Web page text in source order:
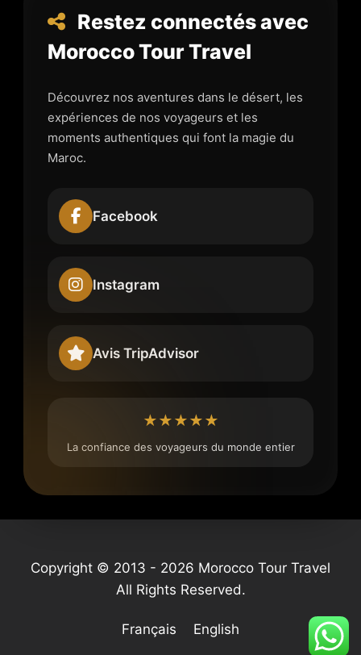
Restez connectés avec
Morocco Tour Travel
Découvrez nos aventures dans le désert, les
expériences de nos voyageurs et les
moments authentiques qui font la magie du
Maroc.
Facebook
Instagram
Avis TripAdvisor
★★★★★
La confiance des voyageurs du monde entier
Copyright © 2013 - 2026 Morocco Tour Travel
All Rights Reserved.
Français English